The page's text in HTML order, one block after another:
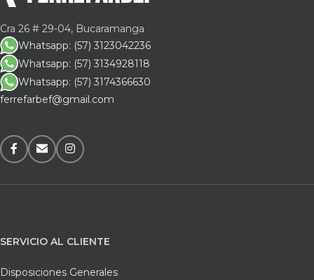
Cra 26 # 29-04, Bucaramanga
Whatsapp: (57) 3123042236
Whatsapp: (57) 3134928118
Whatsapp: (57) 3174366630
ferrefarbef@gmail.com
SERVICIO AL CLIENTE
Disposiciones Generales